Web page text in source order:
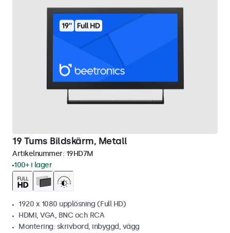
19 Tums Bildskärm, Metall
Artikelnummer: 19HD7M
100+ i lager
1920 x 1080 upplösning (Full HD)
HDMI, VGA, BNC och RCA
Montering: skrivbord, inbyggd, vägg